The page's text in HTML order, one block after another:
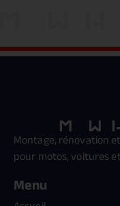
Montage, rénovation
pour motos, voitures
Menu